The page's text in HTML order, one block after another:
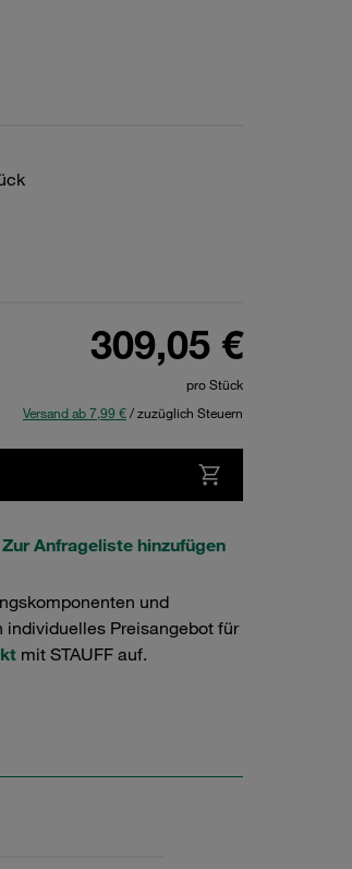
309,05 €
pro Stück
Versand ab 7,99 €/ zuzüglich Steuern
Zur Anfrageliste hinzufügen
und
Preisangebot für
mit STAUFF auf.